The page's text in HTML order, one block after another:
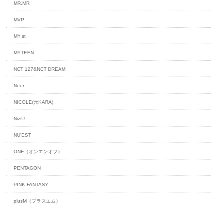
MR.MR
MVP
MY.st
MYTEEN
NCT 127&NCT DREAM
Neer
NICOLE(元KARA)
NiziU
NU'EST
ONF（オンエンオフ）
PENTAGON
PINK FANTASY
plusM（プラスエム）